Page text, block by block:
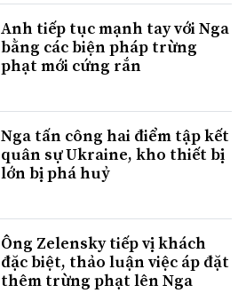
Anh tiếp tục mạnh tay với Nga
bằng các biện pháp trừng
phạt mới cứng rắn
Nga tấn công hai điểm tập kết
quân sự Ukraine, kho thiết bị
lớn bị phá huỷ
Ông Zelensky tiếp vị khách
đặc biệt, thảo luận việc áp đặt
thêm trừng phạt lên Nga